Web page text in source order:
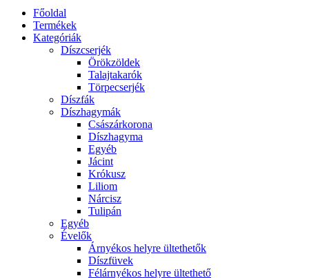
Főoldal
Termékek
Kategóriák
Díszcserjék
Örökzöldek
Talajtakarók
Törpecserjék
Díszfák
Díszhagymák
Császárkorona
Díszhagyma
Egyéb
Jácint
Krókusz
Liliom
Nárcisz
Tulipán
Egyéb
Évelők
Árnyékos helyre ültethetők
Díszfüvek
Félárnyékos helyre ültethető